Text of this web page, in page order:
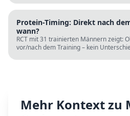
Protein-Timing: Direkt nach
wann?
RCT mit 31 trainierten Männern zeigt:
vor/nach dem Training – kein
Mehr Kontext zu